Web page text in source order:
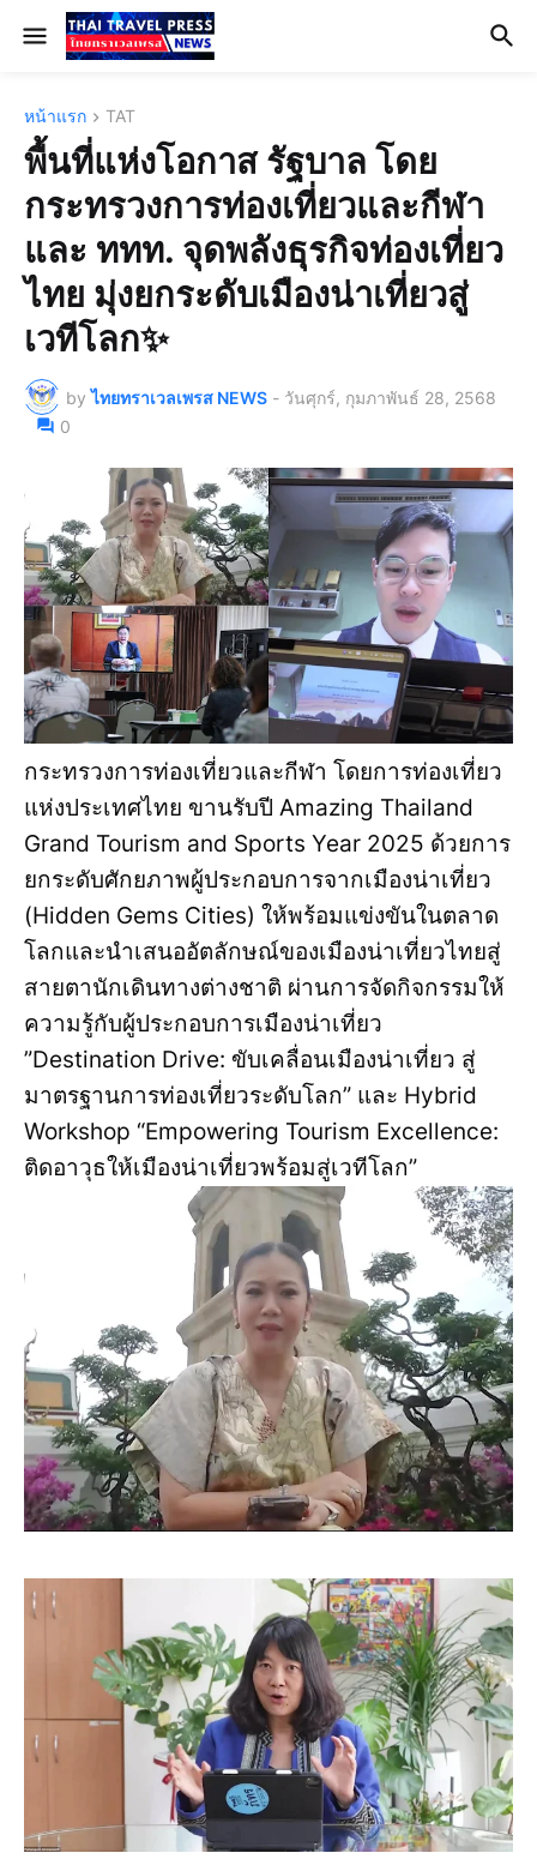
หน้าแรก TAT
พื้นที่แห่งโอกาส รัฐบาล โดย
กระทรวงการท่องเที่ยวและกีฬา
และ ททท. จุดพลังธุรกิจท่องเที่ยว
ไทย มุ่งยกระดับเมืองน่าเที่ยวสู่
เวทีโลก✨
by ไทยทราเวลเพรส NEWS - วันศุกร์, กุมภาพันธ์ 28, 2568
0
กระทรวงการท่องเที่ยวและกีฬา โดยการท่องเที่ยว
แห่งประเทศไทย ขานรับปี Amazing Thailand
Grand Tourism and Sports Year 2025 ด้วยการ
ยกระดับศักยภาพผู้ประกอบการจากเมืองน่าเที่ยว
(Hidden Gems Cities) ให้พร้อมแข่งขันในตลาด
โลกและนำเสนออัตลักษณ์ของเมืองน่าเที่ยวไทยสู่
สายตานักเดินทางต่างชาติ ผ่านการจัดกิจกรรมให้
ความรู้กับผู้ประกอบการเมืองน่าเที่ยว
”Destination Drive: ขับเคลื่อนเมืองน่าเที่ยว สู่
มาตรฐานการท่องเที่ยวระดับโลก” และ Hybrid
Workshop “Empowering Tourism Excellence:
ติดอาวุธให้เมืองน่าเที่ยวพร้อมสู่เวทีโลก”